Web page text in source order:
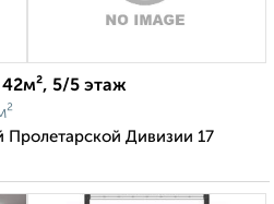
5/5 этаж
Пролетарской Дивизии 17